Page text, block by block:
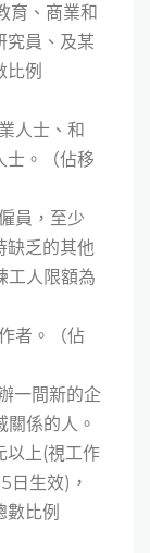
育、商業和
究員、及某
例
人士、和
士。（佔移
員，至少
缺乏的其他
工人限額為
者。（佔
一間新的企
係的人。
以上(視工作
日生效)，
比例